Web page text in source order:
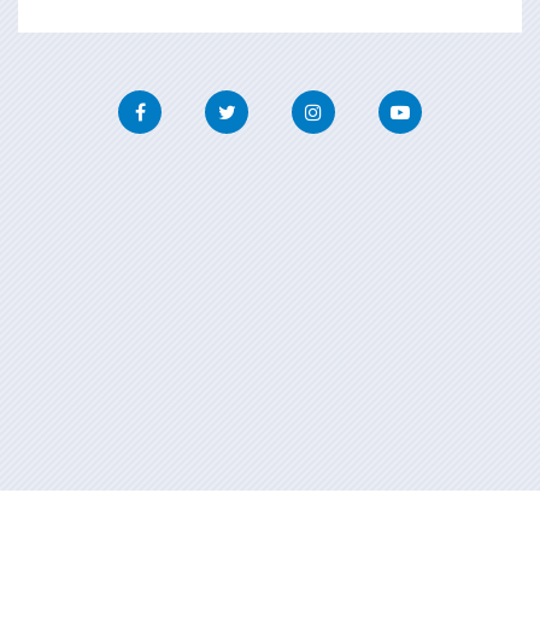
FacebookTwitter InstagramYoutube